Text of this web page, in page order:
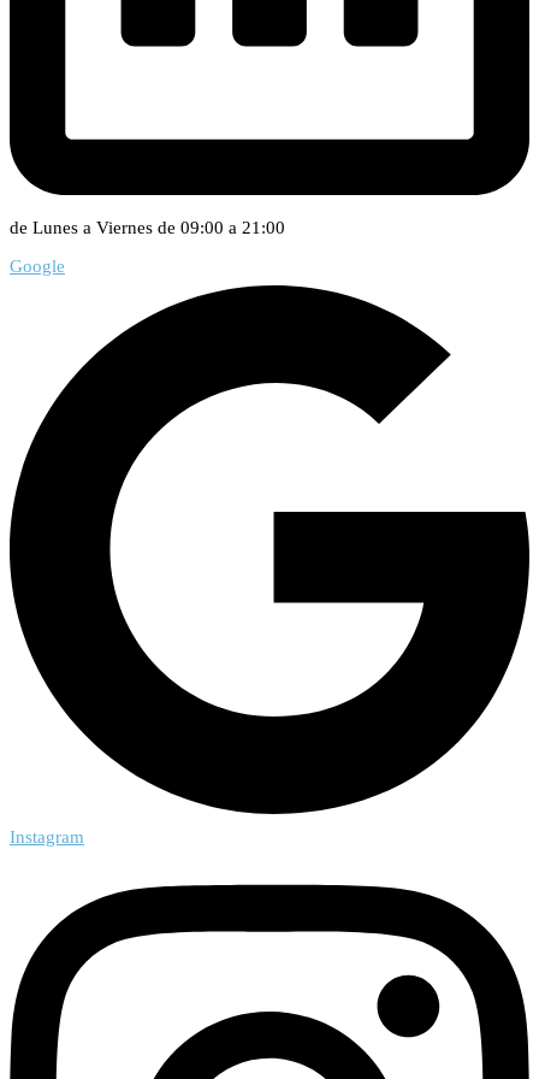
de Lunes a Viernes de 09:00 a 21:00
Google
Instagram